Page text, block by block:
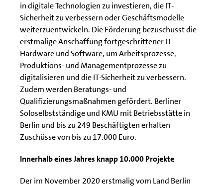
in digitale Technologien zu investieren, die IT-
Sicherheit zu verbessern oder Geschäftsmodelle
weiterzuentwickeln. Die Förderung bezuschusst die
erstmalige Anschaffung fortgeschrittener IT-
Hardware und Software, um Arbeitsprozesse,
Produktions- und Managementprozesse zu
digitalisieren und die IT-Sicherheit zu verbessern.
Zudem werden Beratungs- und
Qualifizierungsmaßnahmen gefördert. Berliner
Soloselbstständige und KMU mit Betriebsstätte in
Berlin und bis zu 249 Beschäftigten erhalten
Zuschüsse von bis zu 17.000 Euro.
Innerhalb eines Jahres knapp 10.000 Projekte
Der im November 2020 erstmalig vom Land Berlin